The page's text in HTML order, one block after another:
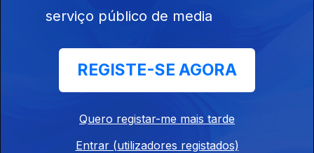
Domingo com André Santos
Sábado com André Santos
serviço público de media
REGISTE-SE AGORA
Quero registar-me mais tarde
Entrar (utilizadores registados)